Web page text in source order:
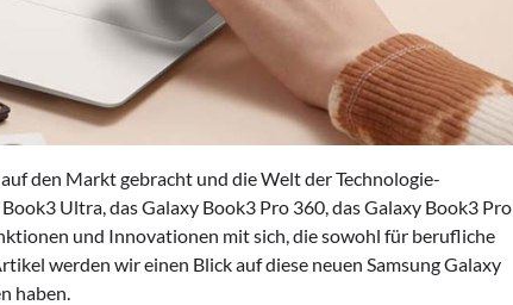
den Markt gebracht und die Welt der Technologie-
Ultra, das Galaxy Book3 Pro 360, das Galaxy Book3 Pro
und Innovationen mit sich, die sowohl für berufliche
werden wir einen Blick auf diese neuen Samsung Galaxy
haben.